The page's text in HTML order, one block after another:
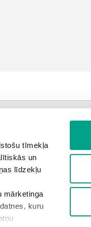
tīmekļa
un
līdzekļu
mārketinga
kuru